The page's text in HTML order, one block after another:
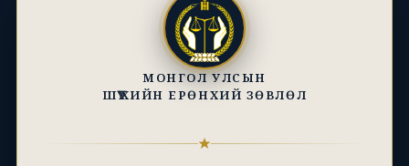
МОНГОЛ УЛСЫН
ШҮҮХИЙН ЕРӨНХИЙ ЗӨВЛӨЛ